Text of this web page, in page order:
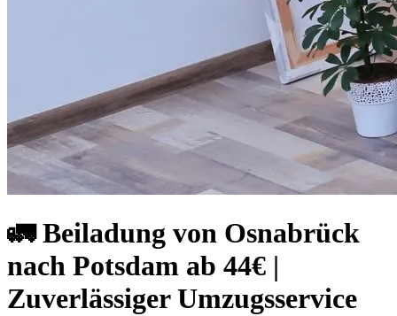
🚛 Beiladung von Osnabrück
nach Potsdam ab 44€ |
Zuverlässiger Umzugsservice